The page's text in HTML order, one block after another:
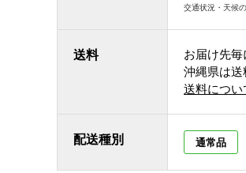
交通状況・天候
送料 お届け先毎
沖縄県は送
送料につい
配送種別 通常品